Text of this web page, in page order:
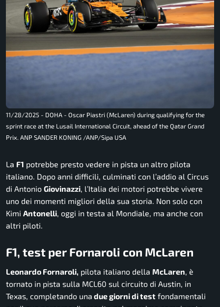
11/28/2025 - DOHA - Oscar Piastri (McLaren) during qualifying for the
sprint race at the Lusail International Circuit, ahead of the Qatar Grand
Prix. ANP SANDER KONING /ANP/Sipa USA
La F1 potrebbe presto vedere in pista un altro pilota
italiano. Dopo anni difficili, culminati con l’addio al Circus
di Antonio Giovinazzi, l’Italia dei motori potrebbe vivere
uno dei momenti migliori della sua storia. Non solo con
Kimi Antonelli, oggi in testa al Mondiale, ma anche con
altri piloti.
F1, test per Fornaroli con McLaren
Leonardo Fornaroli, pilota italiano della McLaren , è
tornato in pista sulla MCL60 sul circuito di Austin, in
Texas, completando una due giorni di test fondamentali